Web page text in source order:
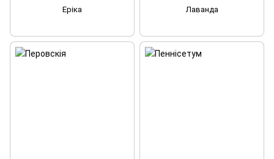
Еріка Лаванда